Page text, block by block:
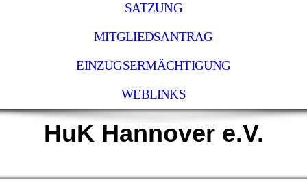
SATZUNG
MITGLIEDSANTRAG
EINZUGSERMÄCHTIGUNG
WEBLINKS
HuK Hannover e.V.